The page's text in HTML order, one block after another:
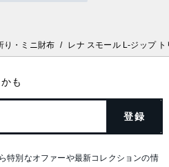
り・ミニ財布 / レナ スモール L-ジップ
も
登録
特別なオファーや最新コレクションの情